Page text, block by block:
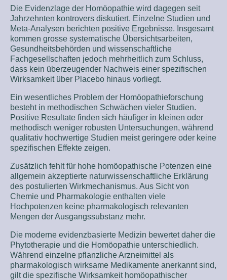
Die Evidenzlage der Homöopathie wird dagegen seit
Jahrzehnten kontrovers diskutiert. Einzelne Studien und
Meta-Analysen berichten positive Ergebnisse. Insgesamt
kommen grosse systematische Übersichtsarbeiten,
Gesundheitsbehörden und wissenschaftliche
Fachgesellschaften jedoch mehrheitlich zum Schluss,
dass kein überzeugender Nachweis einer spezifischen
Wirksamkeit über Placebo hinaus vorliegt.
Ein wesentliches Problem der Homöopathieforschung
besteht in methodischen Schwächen vieler Studien.
Positive Resultate finden sich häufiger in kleinen oder
methodisch weniger robusten Untersuchungen, während
qualitativ hochwertige Studien meist geringere oder keine
spezifischen Effekte zeigen.
Zusätzlich fehlt für hohe homöopathische Potenzen eine
allgemein akzeptierte naturwissenschaftliche Erklärung
des postulierten Wirkmechanismus. Aus Sicht von
Chemie und Pharmakologie enthalten viele
Hochpotenzen keine pharmakologisch relevanten
Mengen der Ausgangssubstanz mehr.
Die moderne evidenzbasierte Medizin bewertet daher die
Phytotherapie und die Homöopathie unterschiedlich.
Während einzelne pflanzliche Arzneimittel als
pharmakologisch wirksame Medikamente anerkannt sind,
gilt die spezifische Wirksamkeit homöopathischer